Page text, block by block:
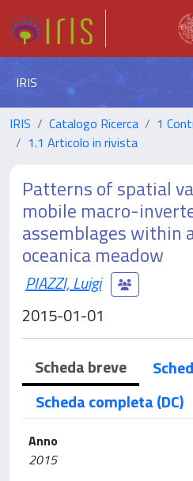
IRIS
IRIS Catalogo Ricerca
1
1.1 Articolo in rivista
Patterns of spatial
mobile macro-
assemblages within
oceanica meadow
PIAZZI, Luigi
2015-01-01
Scheda breve
Scheda completa (DC)
Anno
2015